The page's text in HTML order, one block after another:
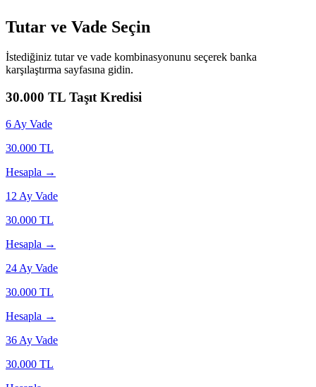
Tutar ve Vade Seçin
İstediğiniz tutar ve vade kombinasyonunu seçerek banka
karşılaştırma sayfasına gidin.
30.000 TL Taşıt Kredisi
6 Ay Vade
30.000 TL
Hesapla →
12 Ay Vade
30.000 TL
Hesapla →
24 Ay Vade
30.000 TL
Hesapla →
36 Ay Vade
30.000 TL